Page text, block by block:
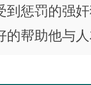
到惩罚的强
的帮助他与